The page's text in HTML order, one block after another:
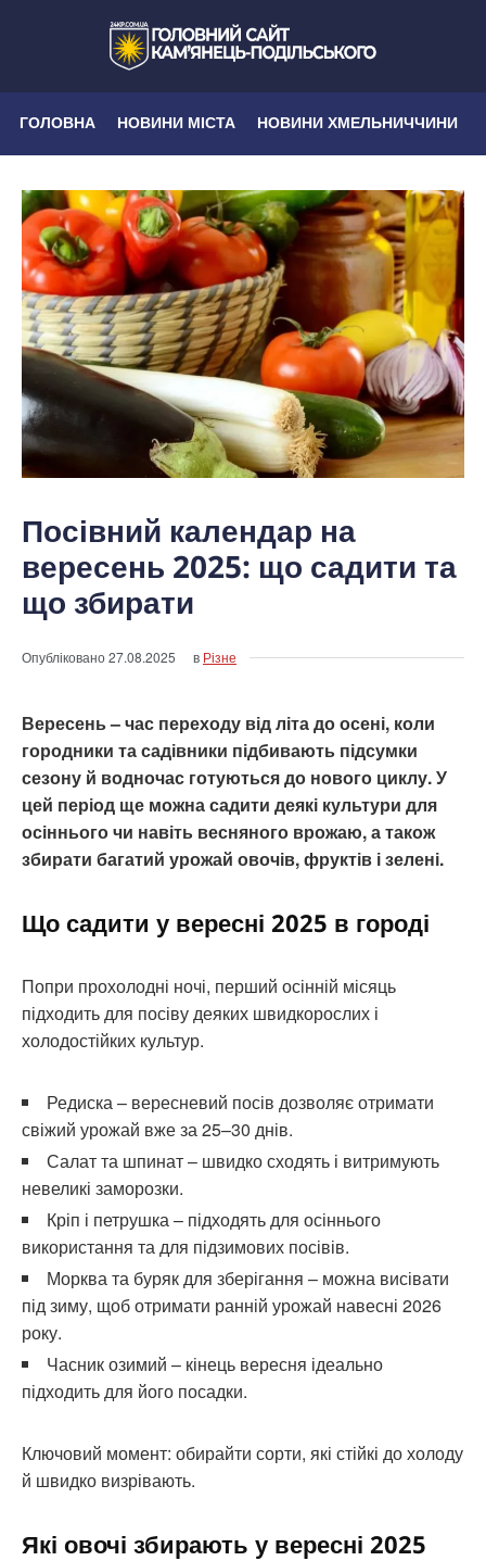
ГОЛОВНА НОВИНИ МІСТА НОВИНИ ХМЕЛЬНИЧЧИНИ
Посівний календар на
вересень 2025: що садити та
що збирати
Опубліковано27.08.2025 в Різне
Вересень – час переходу від літа до осені, коли
городники та садівники підбивають підсумки
сезону й водночас готуються до нового циклу. У
цей період ще можна садити деякі культури для
осіннього чи навіть весняного врожаю, а також
збирати багатий урожай овочів, фруктів і зелені.
Що садити у вересні 2025 в городі
Попри прохолодні ночі, перший осінній місяць
підходить для посіву деяких швидкорослих і
холодостійких культур.
Редиска – вересневий посів дозволяє отримати
свіжий урожай вже за 25–30 днів.
Салат та шпинат – швидко сходять і витримують
невеликі заморозки.
Кріп і петрушка – підходять для осіннього
використання та для підзимових посівів.
Морква та буряк для зберігання – можна висівати
під зиму, щоб отримати ранній урожай навесні 2026
року.
Часник озимий – кінець вересня ідеально
підходить для його посадки.
Ключовий момент: обирайти сорти, які стійкі до холоду
й швидко визрівають.
Які овочі збирають у вересні 2025